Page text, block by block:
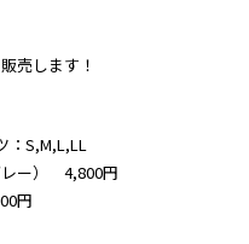
売します！
S,M,L,LL
ー） 4,800円
円